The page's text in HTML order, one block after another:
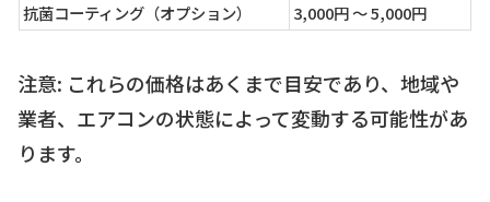
抗菌コーティング（オプション）
3,000円 〜 5,000円
注意: これらの価格はあくまで目安であり、地域や
業者、エアコンの状態によって変動する可能性があ
ります。